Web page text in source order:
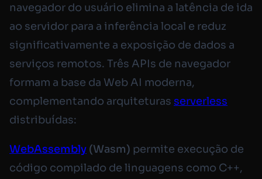
navegador do usuário elimina a latência de ida
ao servidor para a inferência local e reduz
significativamente a exposição de dados a
serviços remotos. Três APIs de navegador
formam a base da Web AI moderna,
complementando arquiteturas serverless
distribuídas:
WebAssembly (Wasm) permite execução de
código compilado de linguagens como C++,